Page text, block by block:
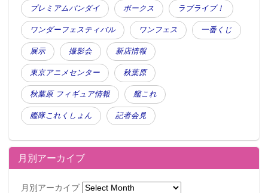
プレミアムバンダイ ボークス ラブライブ！
ワンダーフェスティバル ワンフェス 一番くじ
展示 撮影会 新店情報
東京アニメセンター 秋葉原
秋葉原 フィギュア情報 艦これ
艦隊これくしょん 記者会見
月別アーカイブ
月別アーカイブ